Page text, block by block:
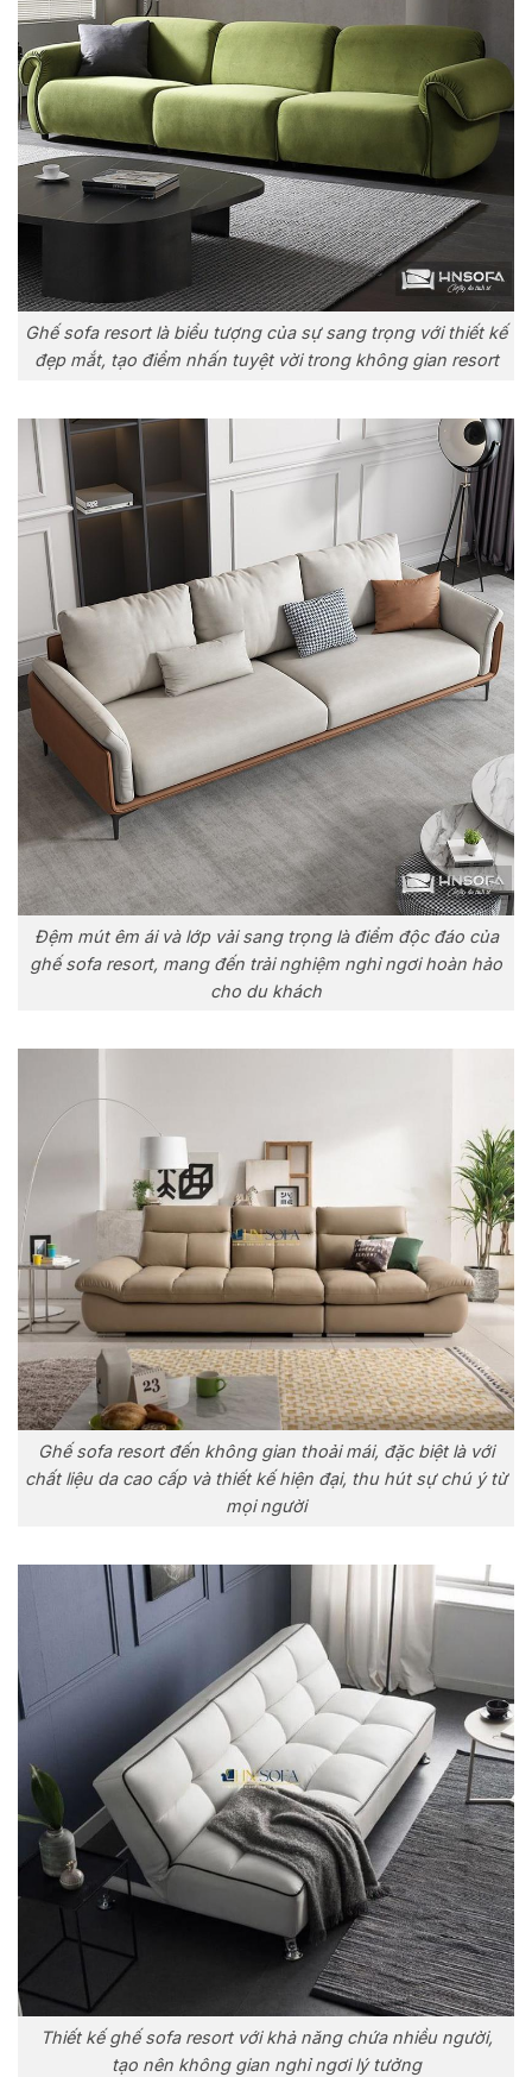
Ghế sofa resort là biểu tượng của sự sang trọng với thiết kế
đẹp mắt, tạo điểm nhấn tuyệt vời trong không gian resort
Đệm mút êm ái và lớp vải sang trọng là điểm độc đáo của
ghế sofa resort, mang đến trải nghiệm nghỉ ngơi hoàn hảo
cho du khách
Ghế sofa resort đến không gian thoải mái, đặc biệt là với
chất liệu da cao cấp và thiết kế hiện đại, thu hút sự chú ý từ
mọi người
Thiết kế ghế sofa resort với khả năng chứa nhiều người,
tạo nên không gian nghỉ ngơi lý tưởng